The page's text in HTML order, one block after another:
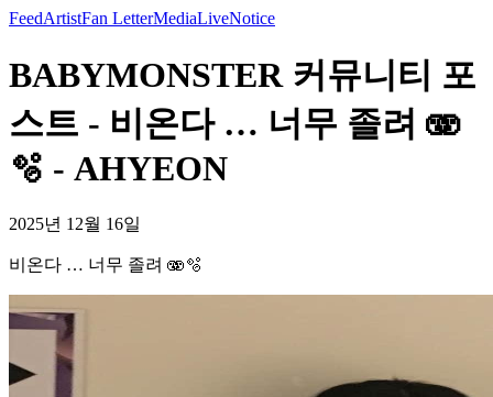
FeedArtistFan LetterMediaLiveNotice
BABYMONSTER 커뮤니티 포
스트 - 비온다 … 너무 졸려 🫨
🫧 - AHYEON
2025년 12월 16일
비온다 … 너무 졸려 🫨🫧